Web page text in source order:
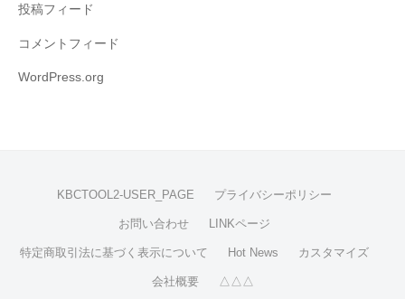
投稿フィード
コメントフィード
WordPress.org
KBCTOOL2-USER_PAGE プライバシーポリシー
お問い合わせ LINKページ
特定商取引法に基づく表示について Hot News カスタマイズ
会社概要 △△△